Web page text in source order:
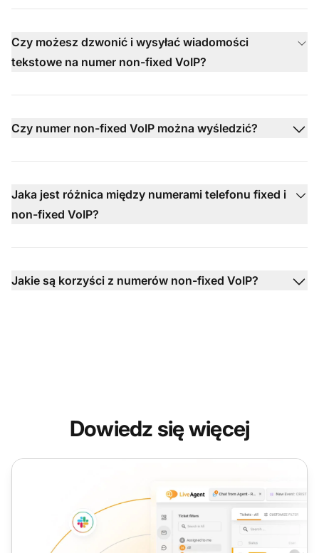
Czy możesz dzwonić i wysyłać wiadomości
tekstowe na numer non-fixed VoIP?
Czy numer non-fixed VoIP można wyśledzić?
Jaka jest różnica między numerami telefonu fixed i
non-fixed VoIP?
Jakie są korzyści z numerów non-fixed VoIP?
Dowiedz się więcej
Fixed VoIP